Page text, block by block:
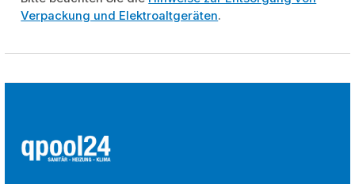
Verpackung und Elektroaltgeräten.